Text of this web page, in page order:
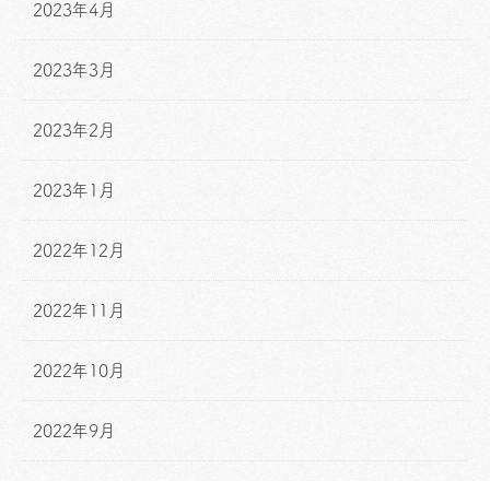
2023年4月
2023年3月
2023年2月
2023年1月
2022年12月
2022年11月
2022年10月
2022年9月